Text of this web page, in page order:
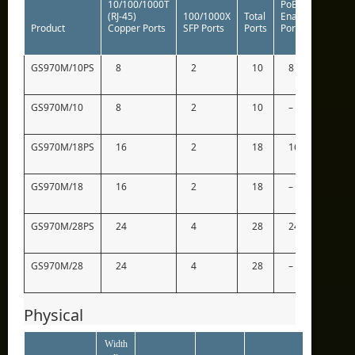
Product
10/100/1000T
(RJ-45)
Copper Ports
100/1000X
SFP Ports
Total
Ports
PoE
Enabled
Ports
GS970M/10PS 8 2 10 8
GS970M/10 8 2 10 –
GS970M/18PS 16 2 18 16
GS970M/18 16 2 18 –
GS970M/28PS 24 4 28 24
GS970M/28 24 4 28 –
Physical
Width